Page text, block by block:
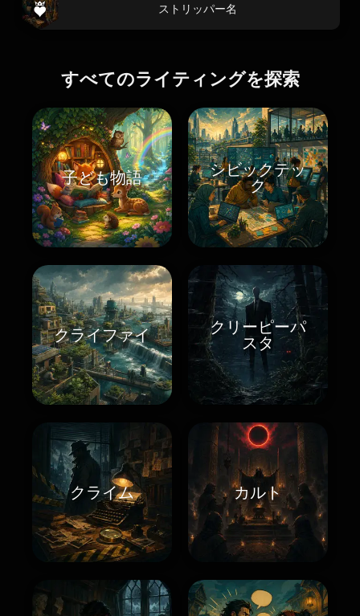
ストリッパー名
すべてのライティングを探索
子ども物語
シビックテッ
ク
クライファイ
クリーピーパ
スタ
クライム カルト